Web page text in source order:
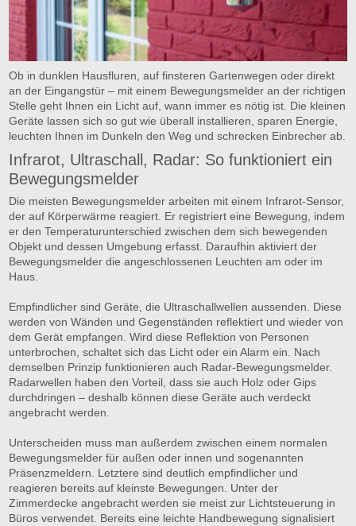
Ob in dunklen Hausfluren, auf finsteren Gartenwegen oder direkt
an der Eingangstür – mit einem Bewegungsmelder an der richtigen
Stelle geht Ihnen ein Licht auf, wann immer es nötig ist. Die kleinen
Geräte lassen sich so gut wie überall installieren, sparen Energie,
leuchten Ihnen im Dunkeln den Weg und schrecken Einbrecher ab.
Infrarot, Ultraschall, Radar: So funktioniert ein
Bewegungsmelder
Die meisten Bewegungsmelder arbeiten mit einem Infrarot-Sensor,
der auf Körperwärme reagiert. Er registriert eine Bewegung, indem
er den Temperaturunterschied zwischen dem sich bewegenden
Objekt und dessen Umgebung erfasst. Daraufhin aktiviert der
Bewegungsmelder die angeschlossenen Leuchten am oder im
Haus.
Empfindlicher sind Geräte, die Ultraschallwellen aussenden. Diese
werden von Wänden und Gegenständen reflektiert und wieder von
dem Gerät empfangen. Wird diese Reflektion von Personen
unterbrochen, schaltet sich das Licht oder ein Alarm ein. Nach
demselben Prinzip funktionieren auch Radar-Bewegungsmelder.
Radarwellen haben den Vorteil, dass sie auch Holz oder Gips
durchdringen – deshalb können diese Geräte auch verdeckt
angebracht werden.
Unterscheiden muss man außerdem zwischen einem normalen
Bewegungsmelder für außen oder innen und sogenannten
Präsenzmeldern. Letztere sind deutlich empfindlicher und
reagieren bereits auf kleinste Bewegungen. Unter der
Zimmerdecke angebracht werden sie meist zur Lichtsteuerung in
Büros verwendet. Bereits eine leichte Handbewegung signalisiert